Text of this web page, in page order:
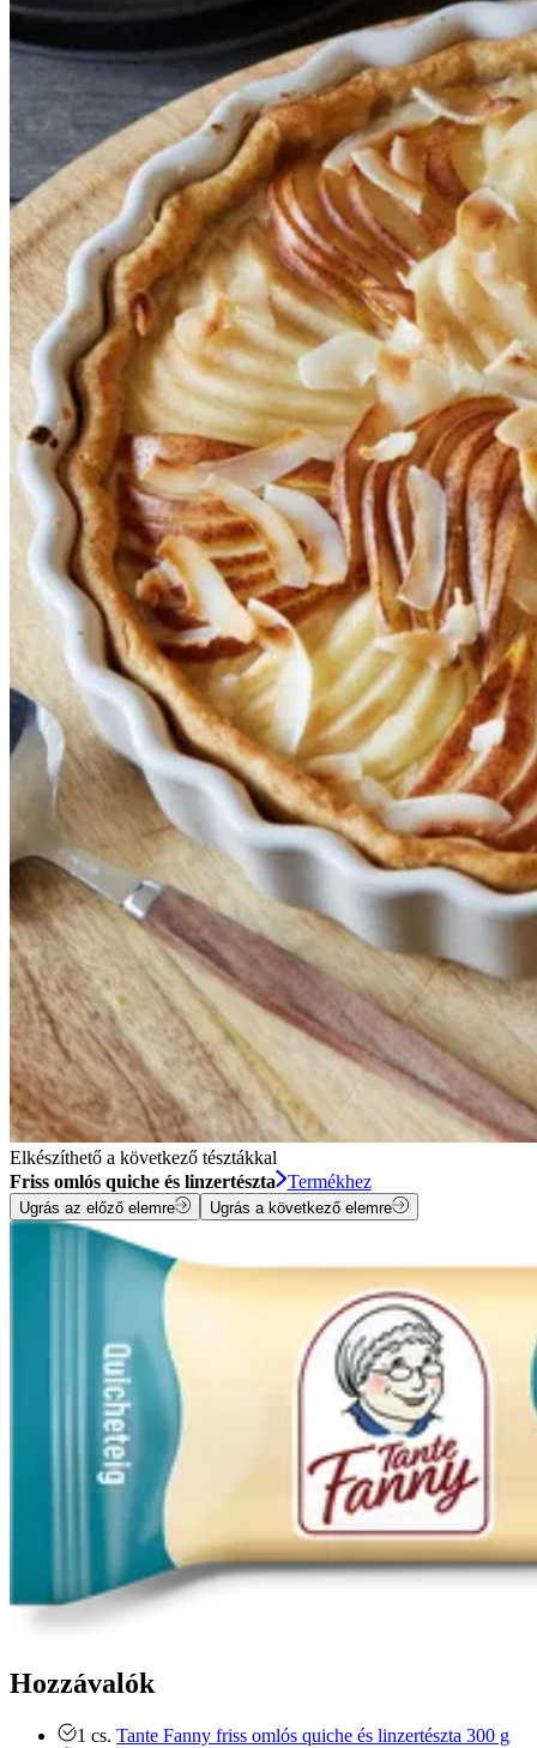
Elkészíthető a következő tésztákkal
Friss omlós quiche és linzertészta
Termékhez
Ugrás az előző elemre Ugrás a következő elemre
Hozzávalók
1 cs. Tante Fanny friss omlós quiche és linzertészta 300 g